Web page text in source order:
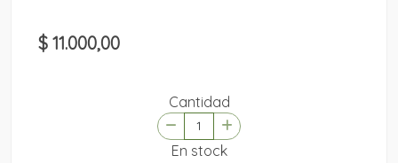
$ 11.000,00
Cantidad
En stock